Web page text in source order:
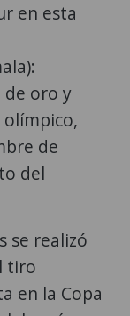
en esta
de oro y
de
del
se realizó
tiro
en la Copa